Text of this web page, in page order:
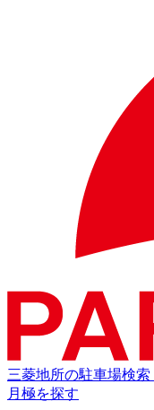
三菱地所の駐車場検索
月極を探す